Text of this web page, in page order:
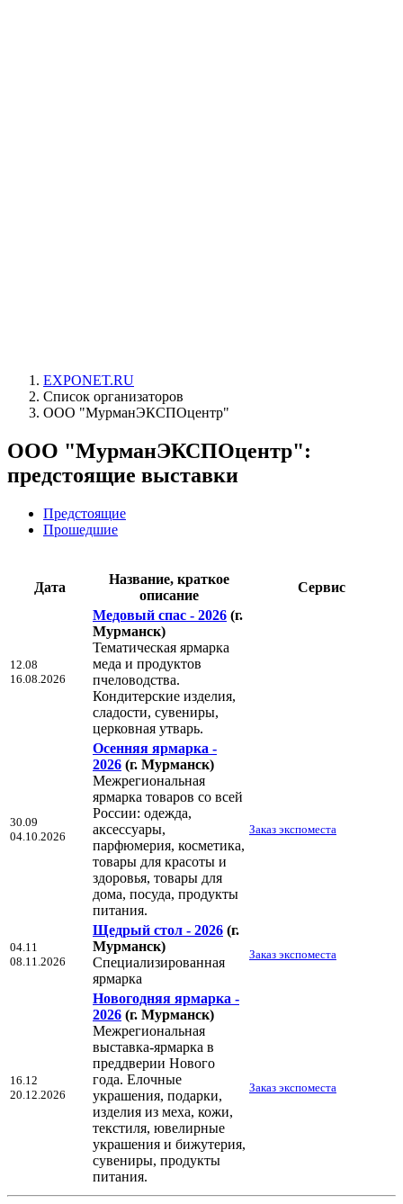
EXPONET.RU
Список организаторов
ООО "МурманЭКСПОцентр"
ООО "МурманЭКСПОцентр":
предстоящие выставки
Предстоящие
Прошедшие
Дата
Название, краткое
описание
Сервис
12.08
16.08.2026
Медовый спас - 2026 (г.
Мурманск)
Тематическая ярмарка
меда и продуктов
пчеловодства.
Кондитерские изделия,
сладости, сувениры,
церковная утварь.
30.09
04.10.2026
Осенняя ярмарка -
2026 (г. Мурманск)
Межрегиональная
ярмарка товаров со всей
России: одежда,
аксессуары,
парфюмерия, косметика,
товары для красоты и
здоровья, товары для
дома, посуда, продукты
питания.
Заказ экспоместа
04.11
08.11.2026
Щедрый стол - 2026 (г.
Мурманск)
Специализированная
ярмарка
Заказ экспоместа
16.12
20.12.2026
Новогодняя ярмарка -
2026 (г. Мурманск)
Межрегиональная
выставка-ярмарка в
преддверии Нового
года. Елочные
украшения, подарки,
изделия из меха, кожи,
текстиля, ювелирные
украшения и бижутерия,
сувениры, продукты
питания.
Заказ экспоместа